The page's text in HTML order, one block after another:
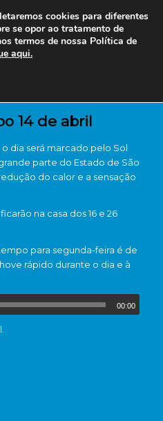
14 de abril
o dia será marcado pelo Sol
parte do Estado de São
do calor e a sensação
na casa dos 16 e 26
para segunda-feira é de
rápido durante o dia e à
00:00
cookies para diferentes
se opor ao tratamento de
termos de nossa Política de
aqui.